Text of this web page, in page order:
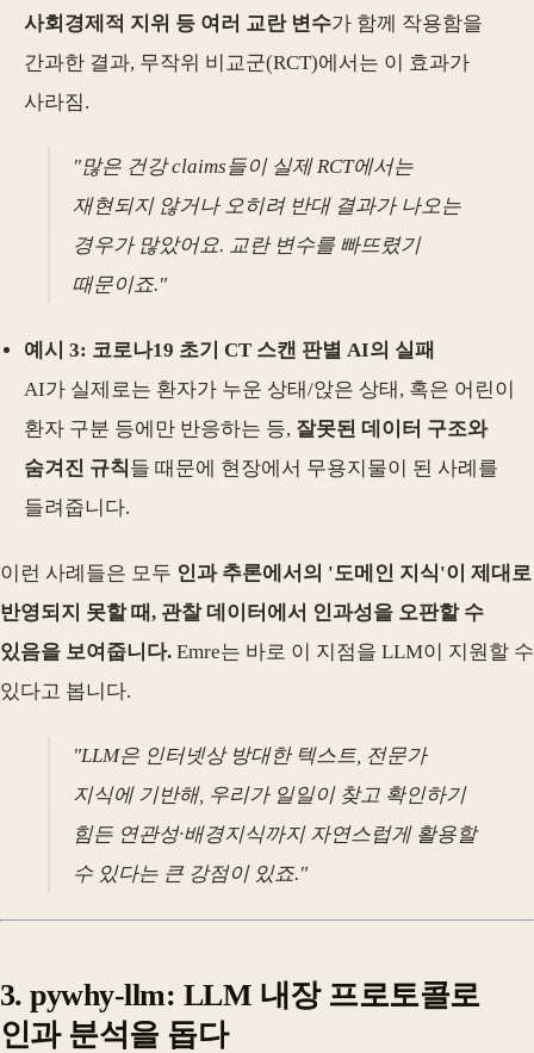
사회경제적 지위 등 여러 교란 변수가 함께 작용함을
간과한 결과, 무작위 비교군(RCT)에서는 이 효과가
사라짐.
"많은 건강 claims들이 실제 RCT에서는
재현되지 않거나 오히려 반대 결과가 나오는
경우가 많았어요. 교란 변수를 빠뜨렸기
때문이죠."
예시 3: 코로나19 초기 CT 스캔 판별 AI의 실패
AI가 실제로는 환자가 누운 상태/앉은 상태, 혹은 어린이
환자 구분 등에만 반응하는 등, 잘못된 데이터 구조와
숨겨진 규칙들 때문에 현장에서 무용지물이 된 사례를
들려줍니다.
이런 사례들은 모두 인과 추론에서의 '도메인 지식'이 제대로
반영되지 못할 때, 관찰 데이터에서 인과성을 오판할 수
있음을 보여줍니다. Emre는 바로 이 지점을 LLM이 지원할 수
있다고 봅니다.
"LLM은 인터넷상 방대한 텍스트, 전문가
지식에 기반해, 우리가 일일이 찾고 확인하기
힘든 연관성·배경지식까지 자연스럽게 활용할
수 있다는 큰 강점이 있죠."
3. pywhy-llm: LLM 내장 프로토콜로
인과 분석을 돕다